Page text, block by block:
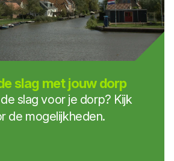
slag met jouw dorp
slag voor je dorp? Kijk
de mogelijkheden.